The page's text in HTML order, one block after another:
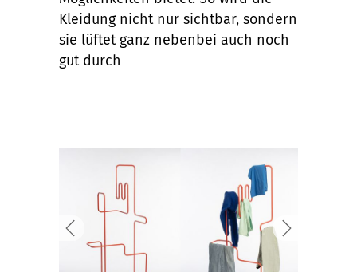
Kleidung nicht nur sichtbar, sondern
sie lüftet ganz nebenbei auch noch
gut durch